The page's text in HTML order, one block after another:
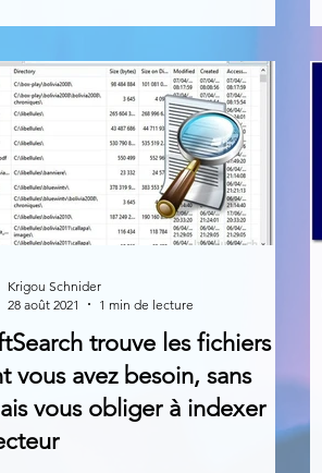
trouve les fichiers
vous avez besoin, sans
vous obliger à indexer
Krigou Schnider
28 août 2021
1 min de lecture